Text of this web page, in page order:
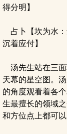
得分明】
占卜【坎为水：
沉着应付】
汤先生站在三面
天幕的星空图。
的角度观看着各
生最擅长的领域
和方位点上都可